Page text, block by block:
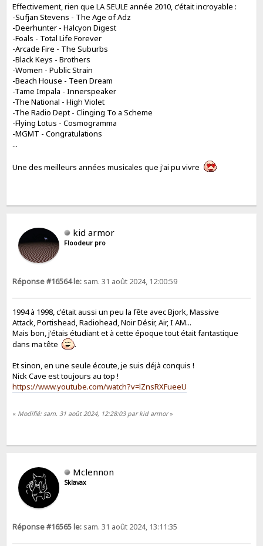
Effectivement, rien que LA SEULE année 2010, c'était incroyable :
-Sufjan Stevens - The Age of Adz
-Deerhunter - Halcyon Digest
-Foals - Total Life Forever
-Arcade Fire - The Suburbs
-Black Keys - Brothers
-Women - Public Strain
-Beach House - Teen Dream
-Tame Impala - Innerspeaker
-The National - High Violet
-The Radio Dept - Clinging To a Scheme
-Flying Lotus - Cosmogramma
-MGMT - Congratulations
...
Une des meilleurs années musicales que j'ai pu vivre
kid armor
Floodeur pro
Réponse #16564 le: sam. 31 août 2024, 12:00:59
1994 à 1998, c'était aussi un peu la fête avec Bjork, Massive
Attack, Portishead, Radiohead, Noir Désir, Air, I AM...
Mais bon, j'étais étudiant et à cette époque tout était fantastique
dans ma tête
.
Et sinon, en une seule écoute, je suis déjà conquis !
Nick Cave est toujours au top !
https://www.youtube.com/watch?v=lZnsRXFueeU
« Modifié: sam. 31 août 2024, 12:28:03 par kid armor»
Mclennon
Sklavax
Réponse #16565 le: sam. 31 août 2024, 13:11:35